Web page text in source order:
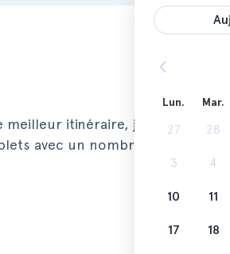
meilleur itinéraire, je vous
avec un nombre illimité
Lun. Mar.
27 28
3 4
10 11
17 18